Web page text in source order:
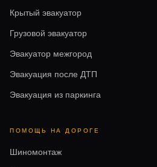
Крытый эвакуатор
Грузовой эвакуатор
Эвакуатор межгород
Эвакуация после ДТП
Эвакуация из паркинга
ПОМОЩЬ НА ДОРОГЕ
Шиномонтаж